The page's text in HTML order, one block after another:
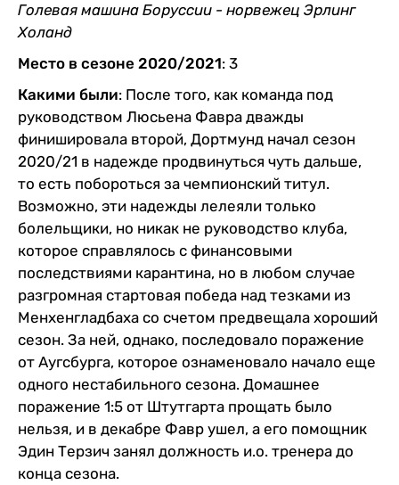
Голевая машина Боруссии - норвежец Эрлинг
Холанд
Место в сезоне 2020/2021: 3
Какими были: После того, как команда под
руководством Люсьена Фавра дважды
финишировала второй, Дортмунд начал сезон
2020/21 в надежде продвинуться чуть дальше,
то есть побороться за чемпионский титул.
Возможно, эти надежды лелеяли только
болельщики, но никак не руководство клуба,
которое справлялось с финансовыми
последствиями карантина, но в любом случае
разгромная стартовая победа над тезками из
Менхенгладбаха со счетом предвещала хороший
сезон. За ней, однако, последовало поражение
от Аугсбурга, которое ознаменовало начало еще
одного нестабильного сезона. Домашнее
поражение 1:5 от Штутгарта прощать было
нельзя, и в декабре Фавр ушел, а его помощник
Эдин Терзич занял должность и.о. тренера до
конца сезона.